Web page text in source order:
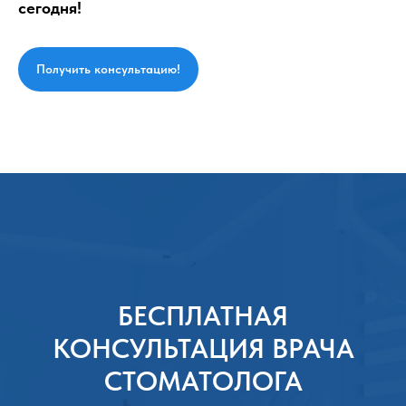
сегодня!
Получить консультацию!
БЕСПЛАТНАЯ
КОНСУЛЬТАЦИЯ ВРАЧА
СТОМАТОЛОГА